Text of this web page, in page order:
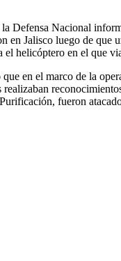
la Defensa Nacional
en Jalisco luego de que
el helicóptero en el que
en el marco de la
fueron